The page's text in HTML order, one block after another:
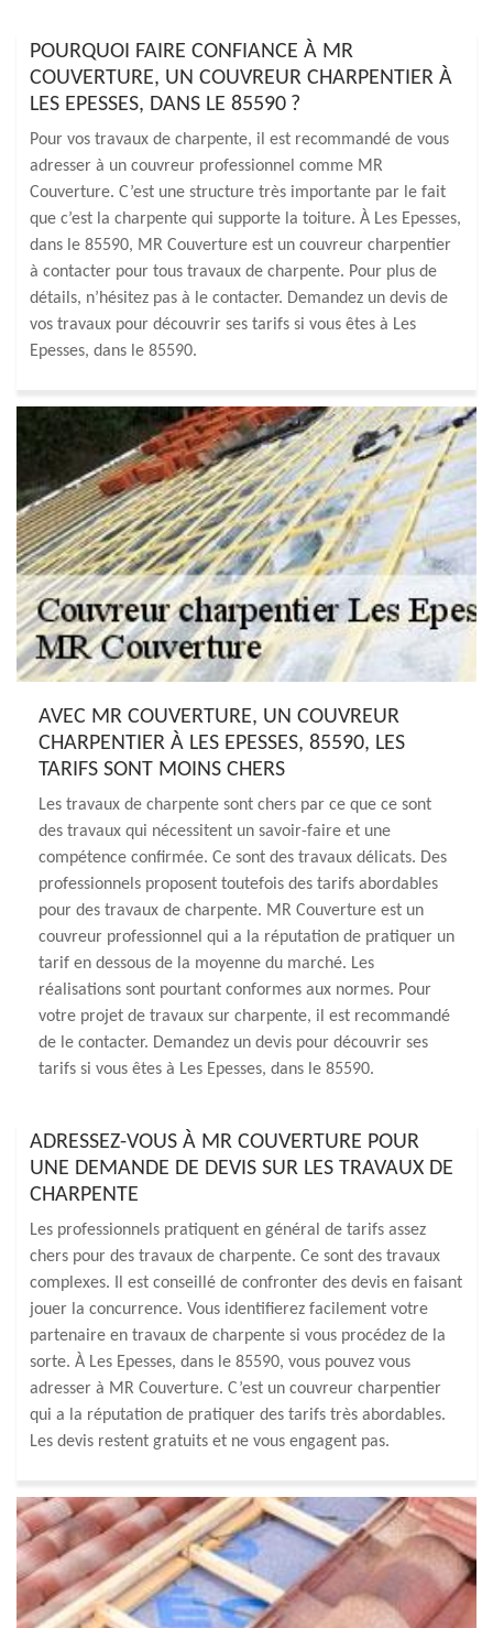
POURQUOI FAIRE CONFIANCE À MR
COUVERTURE, UN COUVREUR CHARPENTIER À
LES EPESSES, DANS LE 85590 ?
Pour vos travaux de charpente, il est recommandé de vous
adresser à un couvreur professionnel comme MR
Couverture. C’est une structure très importante par le fait
que c’est la charpente qui supporte la toiture. À Les Epesses,
dans le 85590, MR Couverture est un couvreur charpentier
à contacter pour tous travaux de charpente. Pour plus de
détails, n’hésitez pas à le contacter. Demandez un devis de
vos travaux pour découvrir ses tarifs si vous êtes à Les
Epesses, dans le 85590.
AVEC MR COUVERTURE, UN COUVREUR
CHARPENTIER À LES EPESSES, 85590, LES
TARIFS SONT MOINS CHERS
Les travaux de charpente sont chers par ce que ce sont
des travaux qui nécessitent un savoir-faire et une
compétence confirmée. Ce sont des travaux délicats. Des
professionnels proposent toutefois des tarifs abordables
pour des travaux de charpente. MR Couverture est un
couvreur professionnel qui a la réputation de pratiquer un
tarif en dessous de la moyenne du marché. Les
réalisations sont pourtant conformes aux normes. Pour
votre projet de travaux sur charpente, il est recommandé
de le contacter. Demandez un devis pour découvrir ses
tarifs si vous êtes à Les Epesses, dans le 85590.
ADRESSEZ-VOUS À MR COUVERTURE POUR
UNE DEMANDE DE DEVIS SUR LES TRAVAUX DE
CHARPENTE
Les professionnels pratiquent en général de tarifs assez
chers pour des travaux de charpente. Ce sont des travaux
complexes. Il est conseillé de confronter des devis en faisant
jouer la concurrence. Vous identifierez facilement votre
partenaire en travaux de charpente si vous procédez de la
sorte. À Les Epesses, dans le 85590, vous pouvez vous
adresser à MR Couverture. C’est un couvreur charpentier
qui a la réputation de pratiquer des tarifs très abordables.
Les devis restent gratuits et ne vous engagent pas.